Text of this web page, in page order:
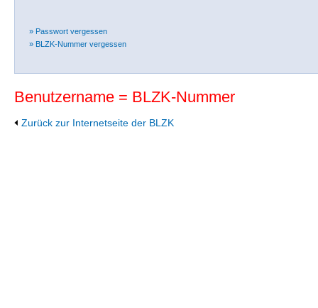
» Passwort vergessen
» BLZK-Nummer vergessen
Benutzername = BLZK-Nummer
Zurück zur Internetseite der BLZK